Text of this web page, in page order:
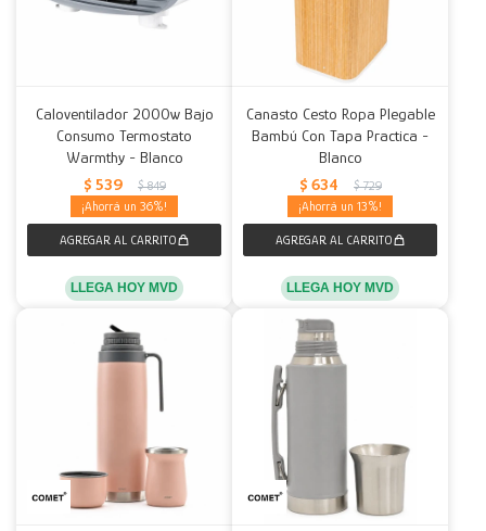
Caloventilador 2000w Bajo
Consumo Termostato
Warmthy - Blanco
$ 539 $ 849
36
LLEGA HOY MVD
Canasto Cesto Ropa Plegable
Bambú Con Tapa Practica -
Blanco
$ 634 $ 729
13
LLEGA HOY MVD